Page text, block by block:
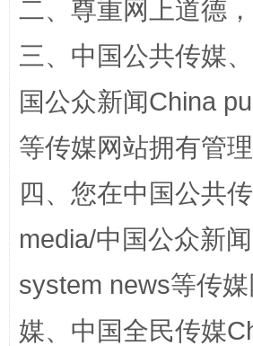
阿坝州三大球赛在茂县开幕
国家大学科技园优化重塑工作
二、尊重网上道德
三、中国公共传媒
国公众新闻China
等传媒网站拥有管
四、您在中国公共
media/中国公众新
system news等传
媒、中国全民传媒